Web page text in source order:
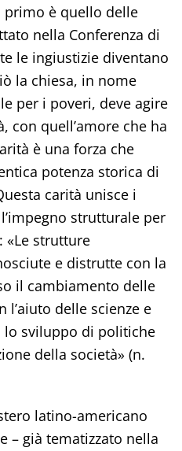
primo è quello delle
nella Conferenza di
le ingiustizie diventano
la chiesa, in nome
per i poveri, deve agire
con quell’amore che ha
è una forza che
potenza storica di
carità unisce i
strutturale per
«Le strutture
e distrutte con la
il cambiamento delle
l’aiuto delle scienze e
lo sviluppo di politiche
della società» (n.
latino-americano
– già tematizzato nella